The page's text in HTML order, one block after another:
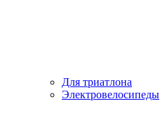
Для триатлона
Электровелосипеды